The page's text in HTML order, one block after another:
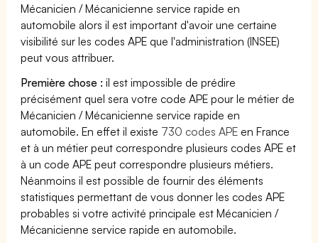
Mécanicien / Mécanicienne service rapide en
automobile alors il est important d'avoir une certaine
visibilité sur les codes APE que l'administration (INSEE)
peut vous attribuer.
Première chose : il est impossible de prédire
précisément quel sera votre code APE pour le métier de
Mécanicien / Mécanicienne service rapide en
automobile. En effet il existe 730 codes APE en France
et à un métier peut correspondre plusieurs codes APE et
à un code APE peut correspondre plusieurs métiers.
Néanmoins il est possible de fournir des éléments
statistiques permettant de vous donner les codes APE
probables si votre activité principale est Mécanicien /
Mécanicienne service rapide en automobile.